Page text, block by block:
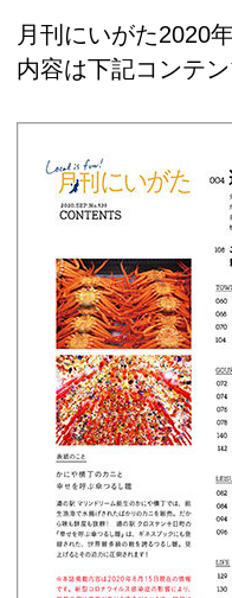
月刊にいがた2020
内容は下記コンテ